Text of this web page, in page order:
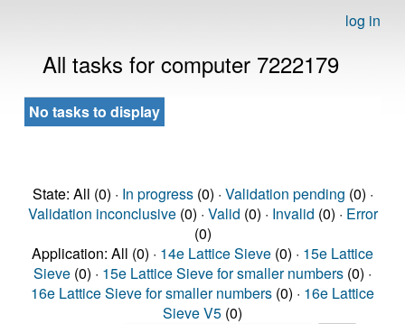
log in
All tasks for computer 7222179
No tasks to display
State: All (0) · In progress(0) · Validation pending (0) ·
Validation inconclusive(0) · Valid (0) · Invalid (0) · Error
(0)
Application: All (0) · 14e Lattice Sieve (0) · 15e Lattice
Sieve (0) · 15e Lattice Sieve for smaller numbers (0) ·
16e Lattice Sieve for smaller numbers (0) · 16e Lattice
Sieve V5 (0)